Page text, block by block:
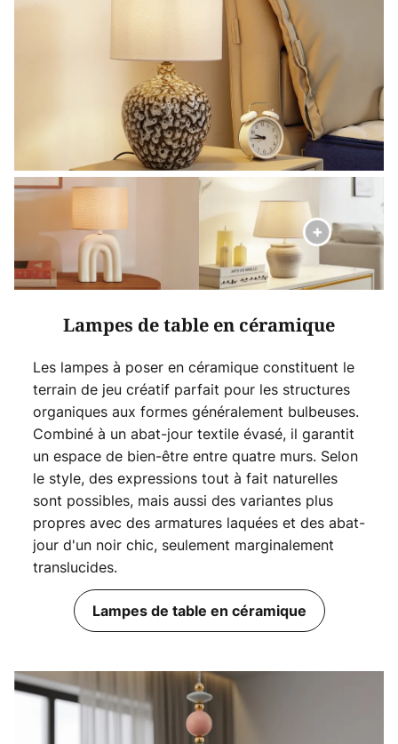
Lampes de table en céramique
Les lampes à poser en céramique constituent le
terrain de jeu créatif parfait pour les structures
organiques aux formes généralement bulbeuses.
Combiné à un abat-jour textile évasé, il garantit
un espace de bien-être entre quatre murs. Selon
le style, des expressions tout à fait naturelles
sont possibles, mais aussi des variantes plus
propres avec des armatures laquées et des abat-
jour d'un noir chic, seulement marginalement
translucides.
Lampes de table en céramique